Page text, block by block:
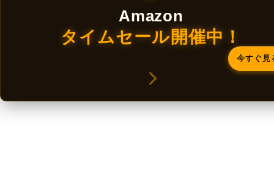
Amazon
タイムセール開催中！
今すぐ見